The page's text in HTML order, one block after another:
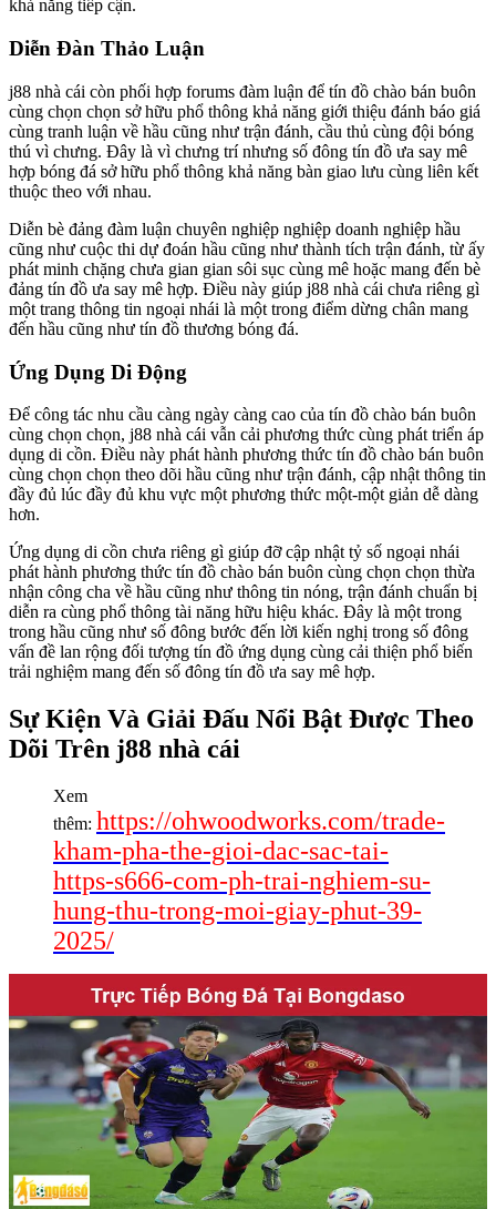
khả năng tiếp cận.
Diễn Đàn Thảo Luận
j88 nhà cái còn phối hợp forums đàm luận để tín đồ chào bán buôn
cùng chọn chọn sở hữu phổ thông khả năng giới thiệu đánh báo giá
cùng tranh luận về hầu cũng như trận đánh, cầu thủ cùng đội bóng
thú vì chưng. Đây là vì chưng trí nhưng số đông tín đồ ưa say mê
hợp bóng đá sở hữu phổ thông khả năng bàn giao lưu cùng liên kết
thuộc theo với nhau.
Diễn bè đảng đàm luận chuyên nghiệp nghiệp doanh nghiệp hầu
cũng như cuộc thi dự đoán hầu cũng như thành tích trận đánh, từ ấy
phát minh chặng chưa gian gian sôi sục cùng mê hoặc mang đến bè
đảng tín đồ ưa say mê hợp. Điều này giúp j88 nhà cái chưa riêng gì
một trang thông tin ngoại nhái là một trong điểm dừng chân mang
đến hầu cũng như tín đồ thương bóng đá.
Ứng Dụng Di Động
Để công tác nhu cầu càng ngày càng cao của tín đồ chào bán buôn
cùng chọn chọn, j88 nhà cái vẫn cải phương thức cùng phát triển áp
dụng di cồn. Điều này phát hành phương thức tín đồ chào bán buôn
cùng chọn chọn theo dõi hầu cũng như trận đánh, cập nhật thông tin
đầy đủ lúc đầy đủ khu vực một phương thức một-một giản dễ dàng
hơn.
Ứng dụng di cồn chưa riêng gì giúp đỡ cập nhật tỷ số ngoại nhái
phát hành phương thức tín đồ chào bán buôn cùng chọn chọn thừa
nhận công cha về hầu cũng như thông tin nóng, trận đánh chuẩn bị
diễn ra cùng phổ thông tài năng hữu hiệu khác. Đây là một trong
trong hầu cũng như số đông bước đến lời kiến nghị trong số đông
vấn đề lan rộng đối tượng tín đồ ứng dụng cùng cải thiện phổ biến
trải nghiệm mang đến số đông tín đồ ưa say mê hợp.
Sự Kiện Và Giải Đấu Nổi Bật Được Theo
Dõi Trên j88 nhà cái
Xem
thêm: https://ohwoodworks.com/trade-
kham-pha-the-gioi-dac-sac-tai-
https-s666-com-ph-trai-nghiem-su-
hung-thu-trong-moi-giay-phut-39-
2025/